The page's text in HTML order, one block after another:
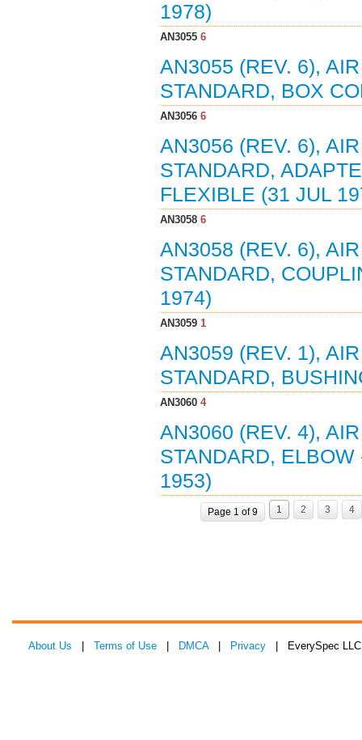
1978)
AN30556
AN3055 (REV. 6),
STANDARD, BOX
AN30566
AN3056 (REV. 6),
STANDARD,
FLEXIBLE (31 JUL
AN30586
AN3058 (REV. 6),
STANDARD,
1974)
AN30591
AN3059 (REV. 1),
STANDARD,
AN30604
AN3060 (REV. 4),
STANDARD,
1953)
Page 1 of 9 1 2 3 4
About Us Terms of Use DMCA| Privacy | EverySpec